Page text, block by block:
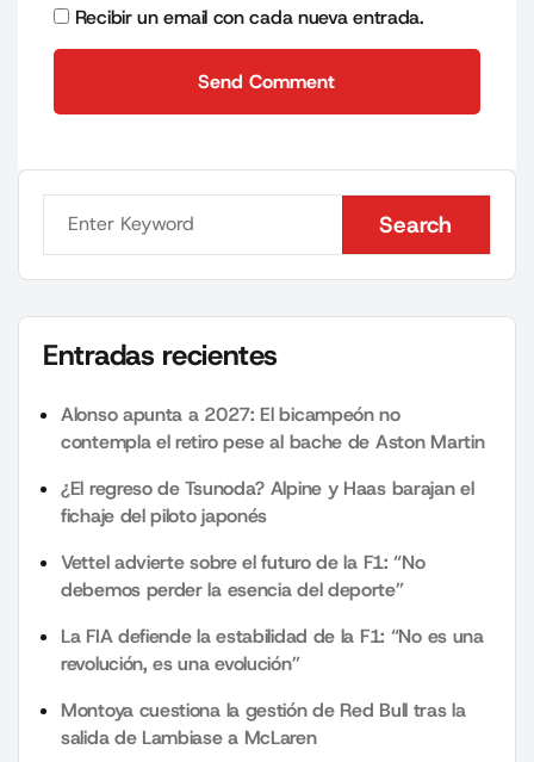
Recibir un email con cada nueva entrada.
Send Comment
Search
Search
Entradas recientes
Alonso apunta a 2027: El bicampeón no
contempla el retiro pese al bache de Aston Martin
¿El regreso de Tsunoda? Alpine y Haas barajan el
fichaje del piloto japonés
Vettel advierte sobre el futuro de la F1: “No
debemos perder la esencia del deporte”
La FIA defiende la estabilidad de la F1: “No es una
revolución, es una evolución”
Montoya cuestiona la gestión de Red Bull tras la
salida de Lambiase a McLaren